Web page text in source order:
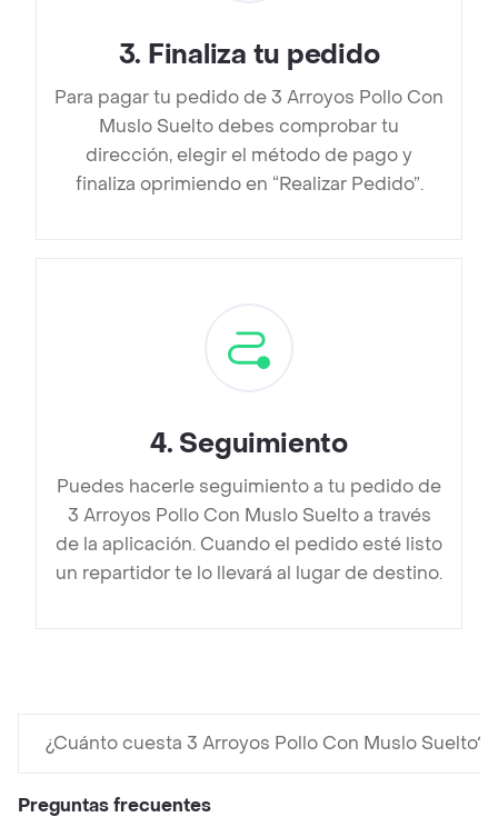
3. Finaliza tu pedido
Para pagar tu pedido de 3 Arroyos Pollo Con
Muslo Suelto debes comprobar tu
dirección, elegir el método de pago y
finaliza oprimiendo en “Realizar Pedido”.
4. Seguimiento
Puedes hacerle seguimiento a tu pedido de
3 Arroyos Pollo Con Muslo Suelto a través
de la aplicación. Cuando el pedido esté listo
un repartidor te lo llevará al lugar de destino.
¿Cuánto cuesta 3 Arroyos Pollo Con Muslo Suelto?
Preguntas frecuentes